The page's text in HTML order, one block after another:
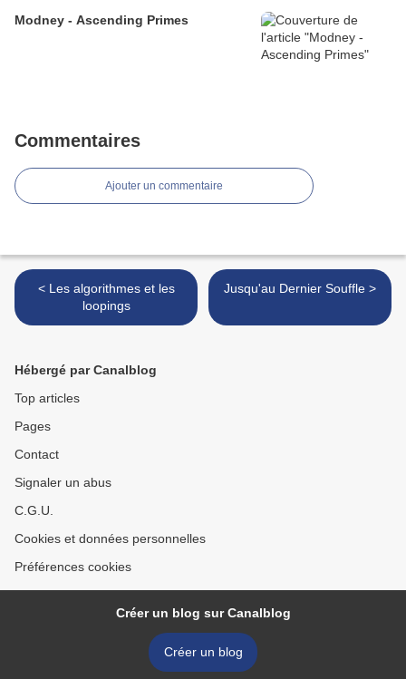
Modney - Ascending Primes
Commentaires
Ajouter un commentaire
< Les algorithmes et les
loopings
Jusqu'au Dernier Souffle >
Hébergé par Canalblog
Top articles
Pages
Contact
Signaler un abus
C.G.U.
Cookies et données personnelles
Préférences cookies
Créer un blog sur Canalblog
Créer un blog